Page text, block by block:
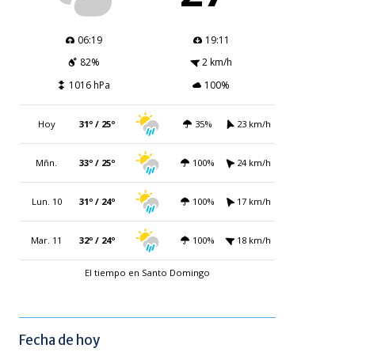
06:19
19:11
82%
2 km/h
1016 hPa
100%
Hoy 31º / 25º 35% 23 km/h
Mñn. 33º / 25º 100% 24 km/h
Lun. 10 31º / 24º 100% 17 km/h
Mar. 11 32º / 24º 100% 18 km/h
El tiempo en Santo Domingo
Fecha de hoy